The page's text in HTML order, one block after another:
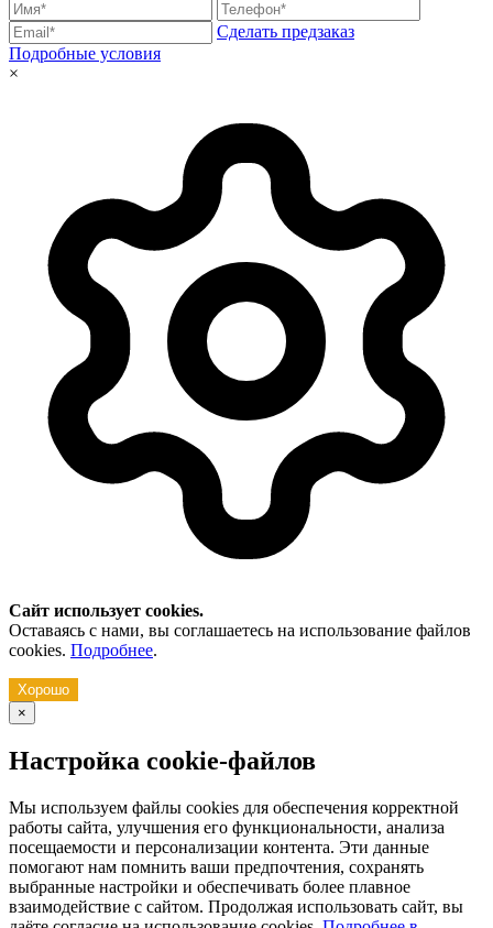
Сделать предзаказ
Подробные условия
×
Сайт использует cookies.
Оставаясь с нами, вы соглашаетесь на использование файлов
cookies. Подробнее.
Хорошо
×
Настройка cookie-файлов
Мы используем файлы cookies для обеспечения корректной
работы сайта, улучшения его функциональности, анализа
посещаемости и персонализации контента. Эти данные
помогают нам помнить ваши предпочтения, сохранять
выбранные настройки и обеспечивать более плавное
взаимодействие с сайтом. Продолжая использовать сайт, вы